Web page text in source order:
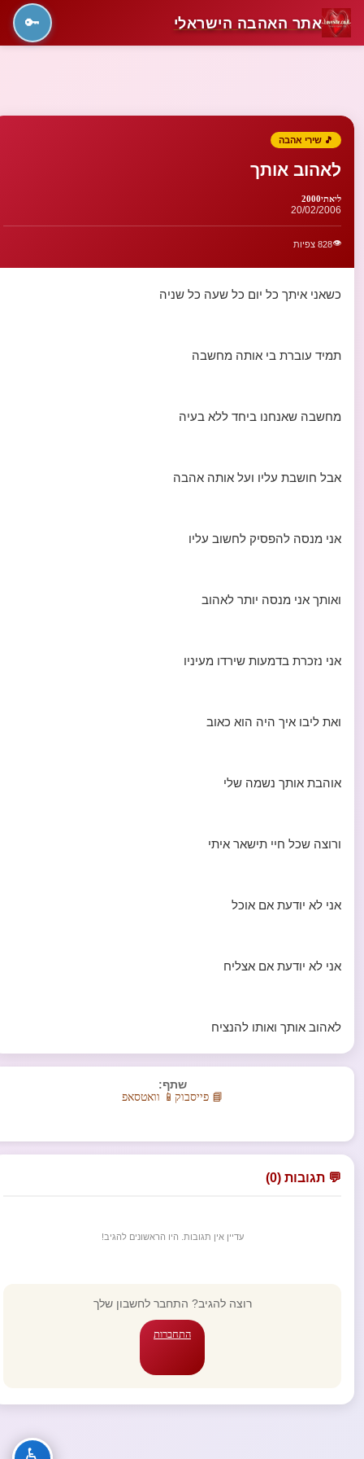
אתר האהבה הישראלי 🔑
🎵 שירי אהבה
לאהוב אותך
ליאתי2000
20/02/2006
👁️828 צפיות
כשאני איתך כל יום כל שעה כל שניה
תמיד עוברת בי אותה מחשבה
מחשבה שאנחנו ביחד ללא בעיה
אבל חושבת עליו ועל אותה אהבה
אני מנסה להפסיק לחשוב עליו
ואותך אני מנסה יותר לאהוב
אני נזכרת בדמעות שירדו מעיניו
ואת ליבו איך היה הוא כאוב
אוהבת אותך נשמה שלי
ורוצה שכל חיי תישאר איתי
אני לא יודעת אם אוכל
אני לא יודעת אם אצליח
לאהוב אותך ואותו להנציח
שתף:
📘 פייסבוק 📱 וואטסאפ
💬 תגובות (0)
עדיין אין תגובות. היו הראשונים להגיב!
רוצה להגיב? התחבר לחשבון שלך
התחברות